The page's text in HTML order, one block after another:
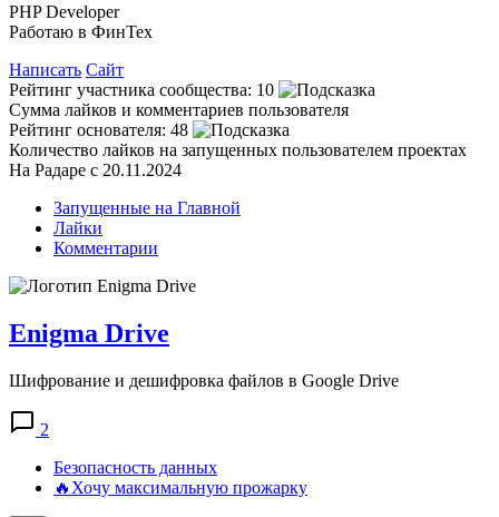
PHP Developer
Работаю в ФинТех
Написать Сайт
Рейтинг участника сообщества: 10
Сумма лайков и комментариев пользователя
Рейтинг основателя: 48
Количество лайков на запущенных пользователем проектах
На Радаре с 20.11.2024
Запущенные на Главной
Лайки
Комментарии
Enigma Drive
Шифрование и дешифровка файлов в Google Drive
2
Безопасность данных
🔥Хочу максимальную прожарку